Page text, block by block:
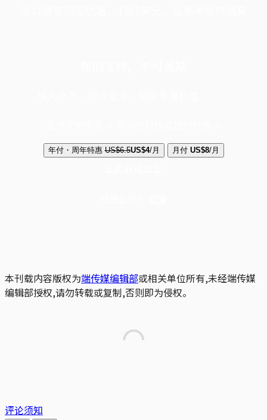
年付・周年特惠 US$6.5US$4/月 月付 US$8/月
本刊载内容版权为端传媒编辑部或相关单位所有,未经端传媒
编辑部授权,请勿转载或复制,否则即为侵权。
评论须知